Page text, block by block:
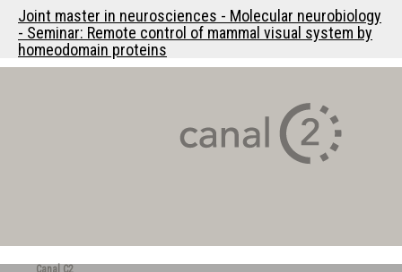
Joint master in neurosciences - Molecular neurobiology
- Seminar: Remote control of mammal visual system by
homeodomain proteins
Canal C2